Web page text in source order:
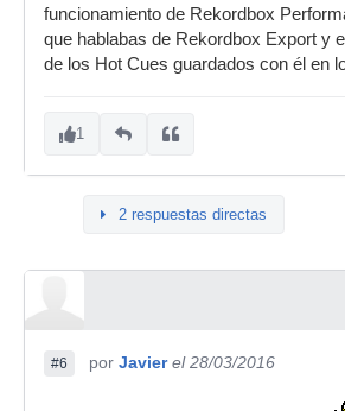
funcionamiento de Rekordbox
que hablabas de Rekordbox Export y
de los Hot Cues guardados con él en
1
2 respuestas directas
#6 por Javier el 28/03/2016